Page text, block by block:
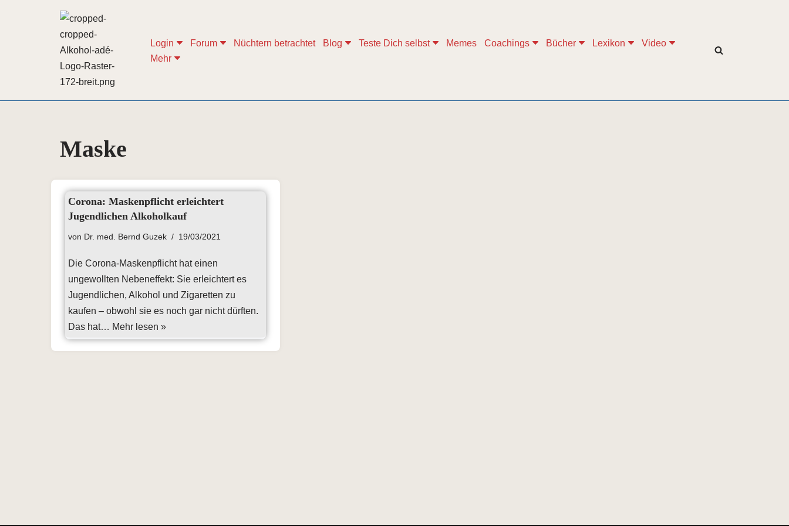
Login Forum Nüchtern betrachtet Blog Teste Dich selbst Memes Coachings Bücher Lexikon
Video
Mehr
Maske
Corona: Maskenpflicht erleichtert
Jugendlichen Alkoholkauf
von Dr. med. Bernd Guzek 19/03/2021
Die Corona-Maskenpflicht hat einen
ungewollten Nebeneffekt: Sie erleichtert es
Jugendlichen, Alkohol und Zigaretten zu
kaufen – obwohl sie es noch gar nicht dürften.
Das hat… Mehr lesen »